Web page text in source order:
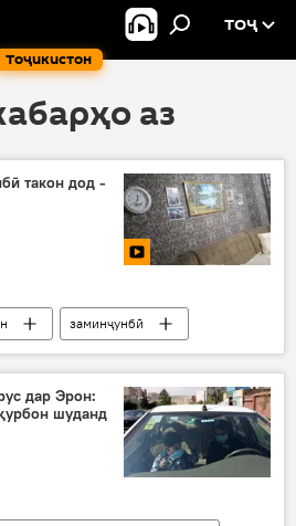
Тоҷикистон
ТОҶ
аз
такон дод -
заминҷунбӣ
дар Эрон:
шуданд